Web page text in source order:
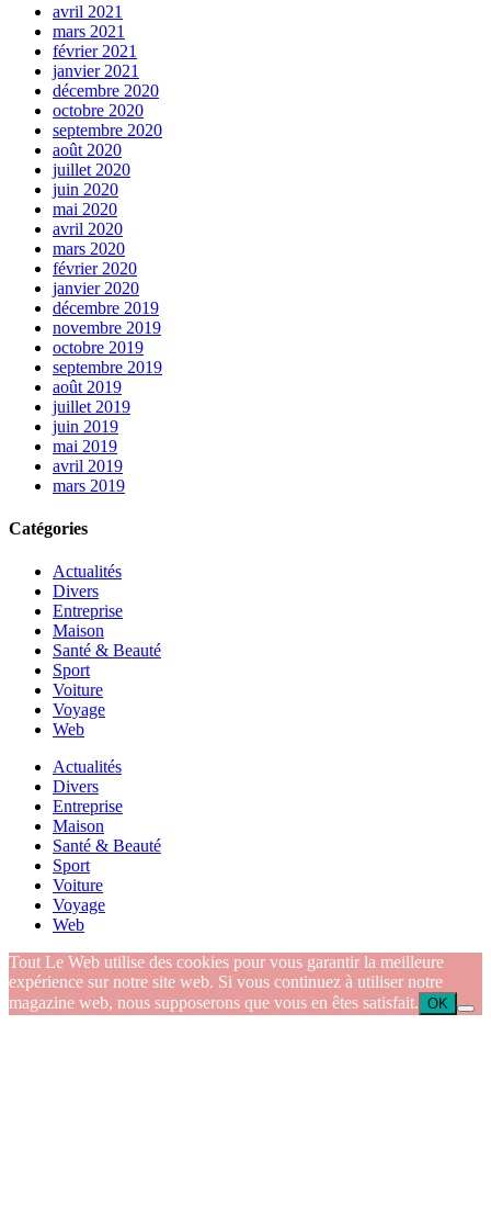
avril 2021
mars 2021
février 2021
janvier 2021
décembre 2020
octobre 2020
septembre 2020
août 2020
juillet 2020
juin 2020
mai 2020
avril 2020
mars 2020
février 2020
janvier 2020
décembre 2019
novembre 2019
octobre 2019
septembre 2019
août 2019
juillet 2019
juin 2019
mai 2019
avril 2019
mars 2019
Catégories
Actualités
Divers
Entreprise
Maison
Santé & Beauté
Sport
Voiture
Voyage
Web
Actualités
Divers
Entreprise
Maison
Santé & Beauté
Sport
Voiture
Voyage
Web
Tout Le Web utilise des cookies pour vous garantir la meilleure
expérience sur notre site web. Si vous continuez à utiliser notre
magazine web, nous supposerons que vous en êtes satisfait. OK